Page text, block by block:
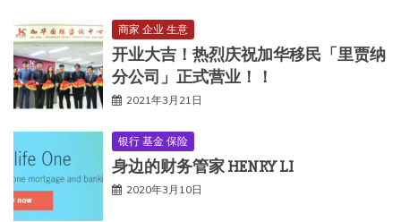
商家 企业 生意
开业大吉！热烈庆祝加华移民「里贾纳
分公司」正式营业！！
2021年3月21日
银行 基金 保险
身边的财务管家 HENRY LI
2020年3月10日